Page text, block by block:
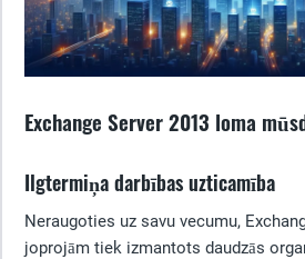
Exchange Server 2013 loma
Ilgtermiņa darbības uzticamība
Neraugoties uz savu vecumu,
joprojām tiek izmantots daudzās